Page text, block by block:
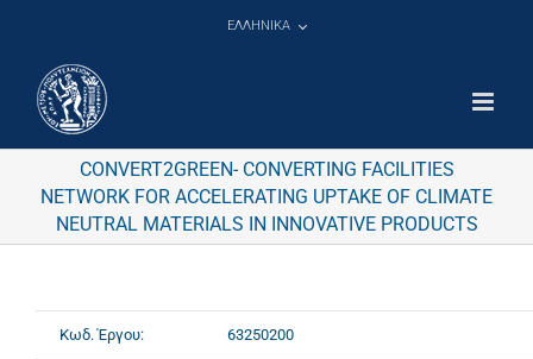
ΕΛΛΗΝΙΚΑ
CONVERT2GREEN- CONVERTING FACILITIES
NETWORK FOR ACCELERATING UPTAKE OF CLIMATE
NEUTRAL MATERIALS IN INNOVATIVE PRODUCTS
Κωδ. Έργου: 63250200